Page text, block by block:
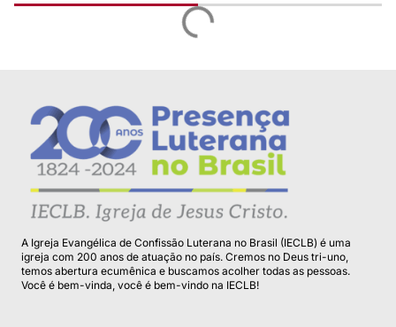
A Igreja Evangélica de Confissão Luterana no Brasil (IECLB) é uma
igreja com 200 anos de atuação no país. Cremos no Deus tri-uno,
temos abertura ecumênica e buscamos acolher todas as pessoas.
Você é bem-vinda, você é bem-vindo na IECLB!